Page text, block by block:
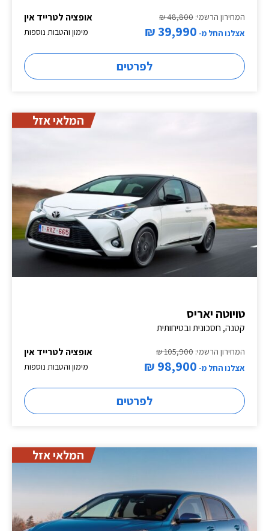
אופציה לטרייד אין
המחירון הרשמי: 48,800 ₪
מימון והטבות נוספות
אצלנו החל מ- 39,990 ₪
לפרטים
המלאי אזל
טויוטה יאריס
קטנה, חסכונית ובטיחותית
אופציה לטרייד אין
המחירון הרשמי: 105,900 ₪
מימון והטבות נוספות
אצלנו החל מ- 98,900 ₪
לפרטים
המלאי אזל